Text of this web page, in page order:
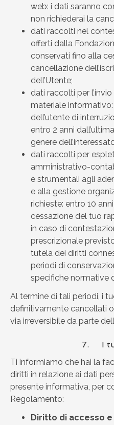
web: i dati saranno
non richiederai la
dati raccolti nel
offerti dalla
conservati fino alla
cancellazione
dell’Utente;
dati raccolti per
materiale
dell’utente di
entro 2 anni
genere
dati raccolti per
amministrativo-
e strumentali agli
e alla gestione
richieste: entro 10
cessazione del tuo
in caso di
prescrizionale
tutela dei diritti
periodi di
specifiche normative
Al termine di tali periodi, i
definitivamente cancellati
via irreversibile da parte
7. I
Ti informiamo che hai la
diritti in relazione ai dati
presente informativa, per
Regolamento:
Diritto di accesso